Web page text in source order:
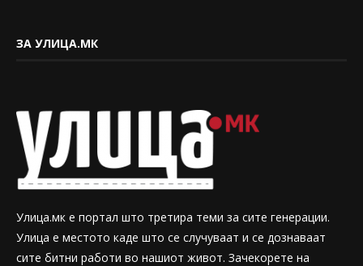
ЗА УЛИЦА.МК
Улица.мк е портал што третира теми за сите генерации.
Улица е местото каде што се случуваат и се дознаваат
сите битни работи во нашиот живот. Зачекорете на